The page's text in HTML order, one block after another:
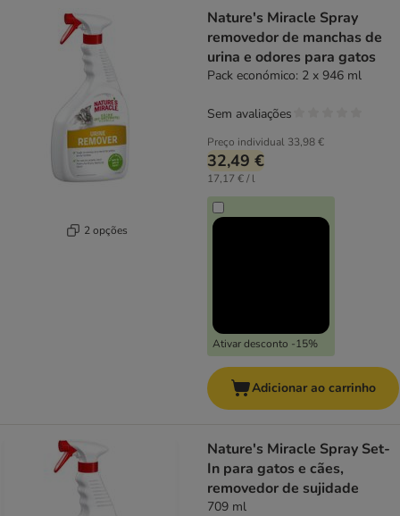
2 opções
Nature's Miracle Spray
removedor de manchas de
urina e odores para gatos
Pack económico: 2 x 946 ml
Preço individual 33,98 €
32,49 €
17,17 € / l
Ativar desconto -15%
Sem avaliações
Adicionar ao carrinho
Nature's Miracle Spray Set-
In para gatos e cães,
removedor de sujidade
709 ml